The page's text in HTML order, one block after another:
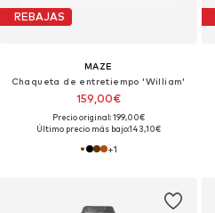
REBAJAS
MAZE
Chaqueta de entretiempo 'William'
159,00€
Precio original: 199,00€
Último precio más bajo:143,10€
+1